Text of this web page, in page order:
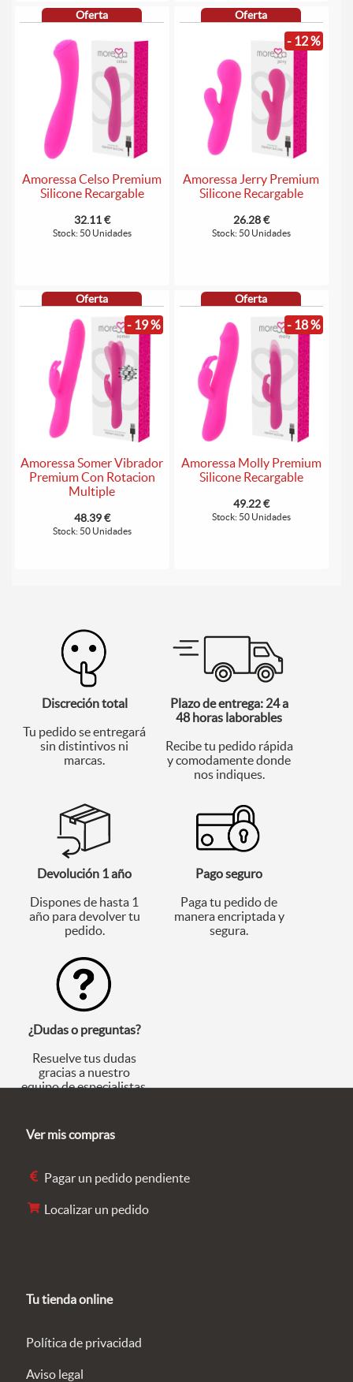
Oferta
Amoressa Celso Premium
Silicone Recargable
32.11 €
Stock: 50 Unidades
Oferta
- 12 %
Amoressa Jerry Premium
Silicone Recargable
26.28 €
Stock: 50 Unidades
Oferta
- 19 %
Amoressa Somer Vibrador
Premium Con Rotacion
Multiple
48.39 €
Stock: 50 Unidades
Oferta
- 18 %
Amoressa Molly Premium
Silicone Recargable
49.22 €
Stock: 50 Unidades
Discreción total
Tu pedido se entregará
sin distintivos ni
marcas.
Plazo de entrega: 24 a
48 horas laborables
Recibe tu pedido rápida
y comodamente donde
nos indiques.
Devolución 1 año
Dispones de hasta 1
año para devolver tu
pedido.
Pago seguro
Paga tu pedido de
manera encriptada y
segura.
¿Dudas o preguntas?
Resuelve tus dudas
gracias a nuestro
equipo de especialistas.
Ver mis compras
Pagar un pedido pendiente
Localizar un pedido
Tu tienda online
Política de privacidad
Aviso legal